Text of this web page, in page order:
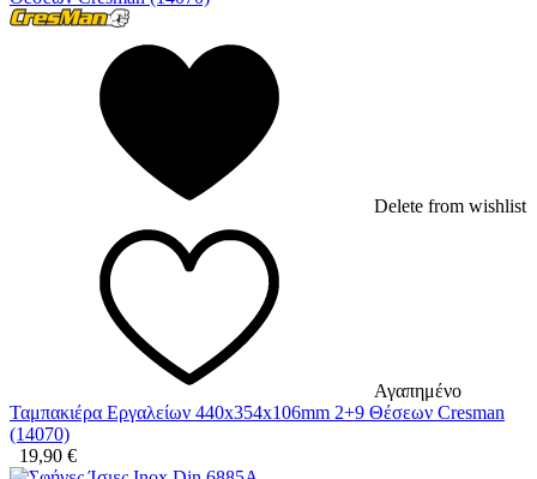
Delete from wishlist
Αγαπημένο
Ταμπακιέρα Εργαλείων 440x354x106mm 2+9 Θέσεων Cresman
(14070)
19,90 €